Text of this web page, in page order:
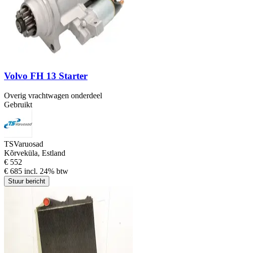
Volvo FH 13 Starter
Overig vrachtwagen onderdeel
Gebruikt
TSVaruosad
Kõrveküla, Estland
€ 552
€ 685 incl. 24% btw
Stuur bericht